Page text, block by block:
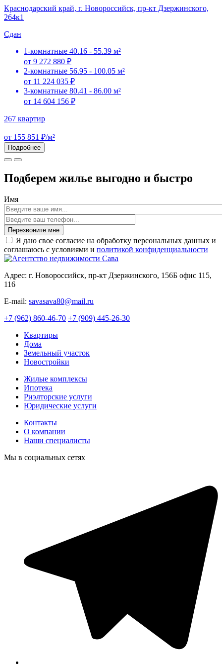
Краснодарский край, г. Новороссийск, пр-кт Дзержинского,
264к1
Сдан
1-комнатные 40.16 - 55.39 м²
от 9 272 880 ₽
2-комнатные 56.95 - 100.05 м²
от 11 224 035 ₽
3-комнатные 80.41 - 86.00 м²
от 14 604 156 ₽
267 квартир
от 155 851 ₽/м²
Подробнее
Подберем жилье выгодно и быстро
Имя
Перезвоните мне
Я даю свое согласие на обработку персональных данных и
соглашаюсь с условиями и политикой конфиденциальности
Адрес: г. Новороссийск, пр-кт Дзержинского, 156Б офис 115,
116
E-mail: savasava80@mail.ru
+7 (962) 860-46-70 +7 (909) 445-26-30
Квартиры
Дома
Земельный участок
Новостройки
Жилые комплексы
Ипотека
Риэлторские услуги
Юридические услуги
Контакты
О компании
Наши специалисты
Мы в социальных сетях